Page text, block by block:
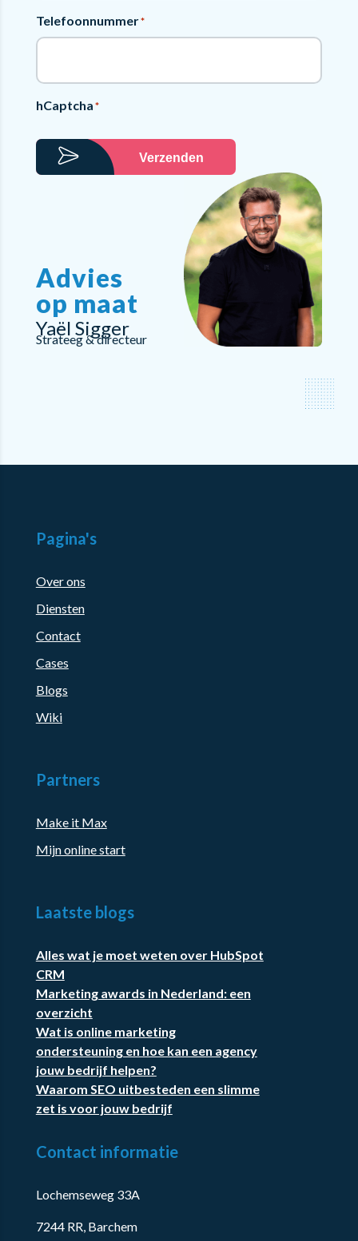
Telefoonnummer*
hCaptcha*
Verzenden
Advies
op maat
Yaël Sigger
Strateeg & directeur
Pagina's
Over ons
Diensten
Contact
Cases
Blogs
Wiki
Partners
Make it Max
Mijn online start
Laatste blogs
Alles wat je moet weten over HubSpot
CRM
Marketing awards in Nederland: een
overzicht
Wat is online marketing
ondersteuning en hoe kan een agency
jouw bedrijf helpen?
Waarom SEO uitbesteden een slimme
zet is voor jouw bedrijf
Contact informatie
Lochemseweg 33A
7244 RR, Barchem